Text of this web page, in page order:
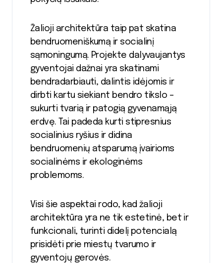
Žalioji architektūra taip pat skatina
bendruomeniškumą ir socialinį
sąmoningumą. Projekte dalyvaujantys
gyventojai dažnai yra skatinami
bendradarbiauti, dalintis idėjomis ir
dirbti kartu siekiant bendro tikslo –
sukurti tvarią ir patogią gyvenamąją
erdvę. Tai padeda kurti stipresnius
socialinius ryšius ir didina
bendruomenių atsparumą įvairioms
socialinėms ir ekologinėms
problemoms.
Visi šie aspektai rodo, kad žalioji
architektūra yra ne tik estetinė, bet ir
funkcionali, turinti didelį potencialą
prisidėti prie miestų tvarumo ir
gyventojų gerovės.